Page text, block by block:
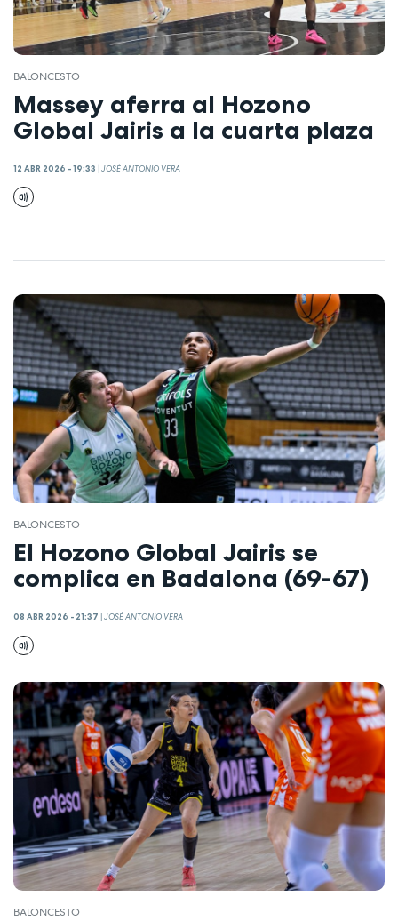
BALONCESTO
Massey aferra al Hozono
Global Jairis a la cuarta plaza
12 ABR 2026 - 19:33 JOSÉ ANTONIO VERA
BALONCESTO
El Hozono Global Jairis se
complica en Badalona (69-67)
08 ABR 2026 - 21:37 JOSÉ ANTONIO VERA
BALONCESTO